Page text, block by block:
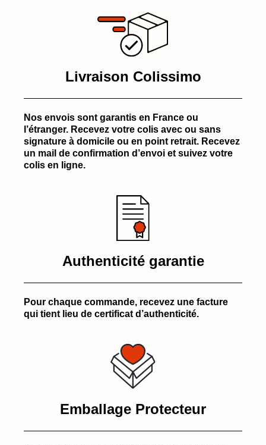
Livraison Colissimo
Nos envois sont garantis en France ou
l’étranger. Recevez votre colis avec ou sans
signature à domicile ou en point retrait. Recevez
un mail de confirmation d’envoi et suivez votre
colis en ligne.
Authenticité garantie
Pour chaque commande, recevez une facture
qui tient lieu de certificat d’authenticité.
Emballage Protecteur